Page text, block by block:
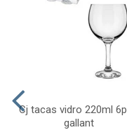
Cj tacas vidro 220ml
gallant